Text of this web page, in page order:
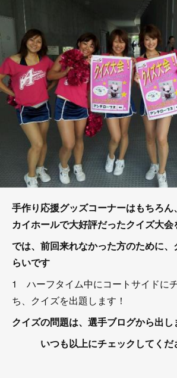
手作り応援グッズコーナーはもちろん
カイホールで大好評だったクイズ大
では、前回来れなかった方のために、
らいです
1 ハーフタイム中にコートサイドに
ち、クイズを出題します！
クイズの問題は、選手ブログから出し
いつも以上にチェックしてくだ